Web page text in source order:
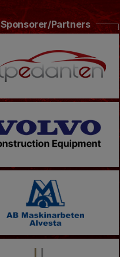
Sponsorer/Partners